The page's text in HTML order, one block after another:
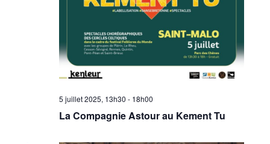
5 juillet 2025, 13h30 - 18h00
La Compagnie Astour au Kement Tu